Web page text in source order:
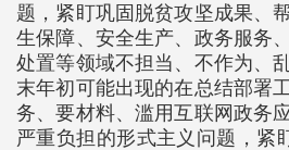
题，紧盯巩固脱贫攻坚成果、
生保障、安全生产、政务服务
处置等领域不担当、不作为、
末年初可能出现的在总结部署
务、要材料、滥用互联网政务
严重负担的形式主义问题，紧